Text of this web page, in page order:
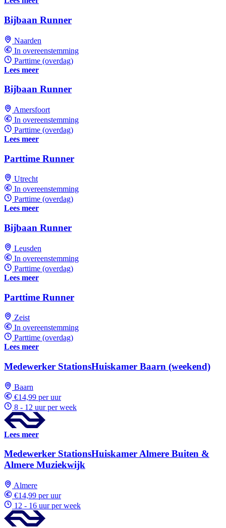
Bijbaan Runner
Naarden
In overeenstemming
Parttime (overdag)
Lees meer
Bijbaan Runner
Amersfoort
In overeenstemming
Parttime (overdag)
Lees meer
Parttime Runner
Utrecht
In overeenstemming
Parttime (overdag)
Lees meer
Bijbaan Runner
Leusden
In overeenstemming
Parttime (overdag)
Lees meer
Parttime Runner
Zeist
In overeenstemming
Parttime (overdag)
Lees meer
Medewerker StationsHuiskamer Baarn (weekend)
Baarn
€14,99 per uur
8 - 12 uur per week
Lees meer
Medewerker StationsHuiskamer Almere Buiten &
Almere Muziekwijk
Almere
€14,99 per uur
12 - 16 uur per week